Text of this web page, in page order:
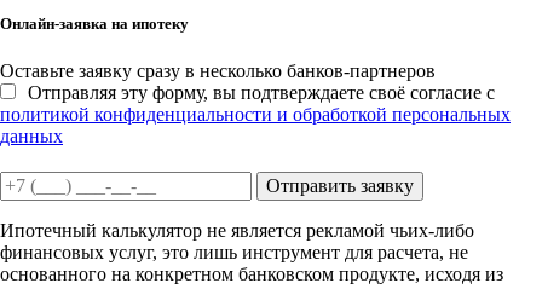
Онлайн-заявка на ипотеку
Оставьте заявку сразу в несколько банков-партнеров
Отправляя эту форму, вы подтверждаете своё согласие с
политикой конфиденциальности и обработкой персональных
данных
Отправить заявку
Ипотечный калькулятор не является рекламой чьих-либо
финансовых услуг, это лишь инструмент для расчета, не
основанного на конкретном банковском продукте, исходя из